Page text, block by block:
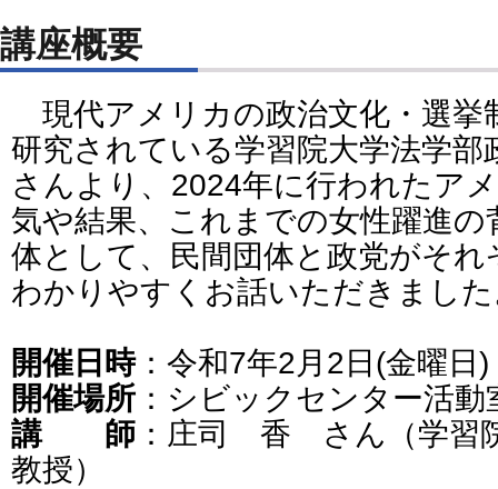
講座概要
現代アメリカの政治文化・選挙
研究されている学習院大学法学部
さんより、2024年に行われたア
気や結果、これまでの女性躍進
体として、民間団体と政党がそ
わかりやすくお話いただきまし
開催日時：令和7年2月2日(金曜
開催場所 ：シビックセンター活動
講 師 ：庄司 香 さん（学習
教授）